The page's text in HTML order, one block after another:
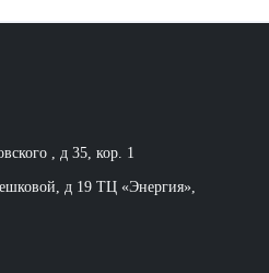
, д 35, кор. 1
д 19 ТЦ «Энергия»,